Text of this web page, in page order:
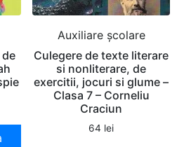
Auxiliare şcolare
Culegere de texte literare
si nonliterare, de
exercitii, jocuri si glume –
Clasa 7 – Corneliu
Craciun
64 lei